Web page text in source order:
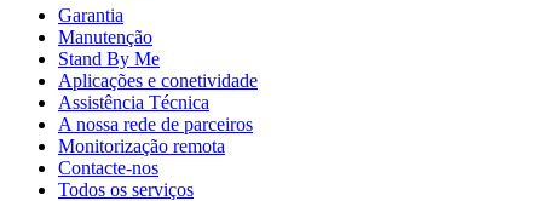
Garantia
Manutenção
Stand By Me
Aplicações e conetividade
Assistência Técnica
A nossa rede de parceiros
Monitorização remota
Contacte-nos
Todos os serviços